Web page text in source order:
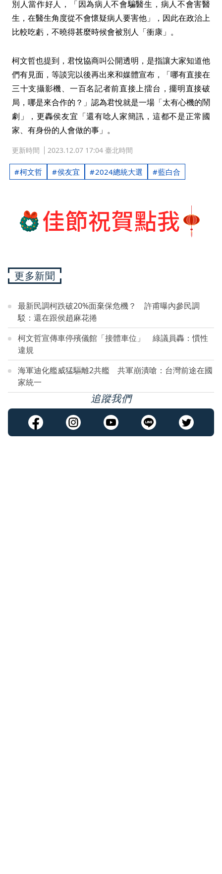
別人當作好人，「因為病人不會騙醫生，病人不會害醫
生，在醫生角度從不會懷疑病人要害他」，因此在政治上
比較吃虧，不曉得甚麼時候會被別人「衝康」。
柯文哲也提到，君悅協商叫公開透明，是指讓大家知道他
們有見面，等談完以後再出來和媒體宣布，「哪有直接在
三十支攝影機、一百名記者前直接上擂台，擺明直接破
局，哪是來合作的？」認為君悅就是一場「太有心機的鬧
劇」，更轟侯友宜「還有唸人家簡訊，這都不是正常國
家、有身份的人會做的事」。
更新時間 2023.12.07 17:04 臺北時間
柯文哲 侯友宜 2024總統大選 藍白合
更多新聞
最新民調柯跌破20%面棄保危機？ 許甫曝內參民調
駁：還在跟侯趙麻花捲
柯文哲宣傳車停殯儀館「接體車位」 綠議員轟：慣性
違規
海軍迪化艦威猛驅離2共艦 共軍崩潰嗆：台灣前途在國
家統一
追蹤我們